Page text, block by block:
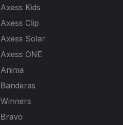
Axess Kids
Axess Clip
Axess Solar
Axess ONE
Anima
Banderas
Winners
Bravo